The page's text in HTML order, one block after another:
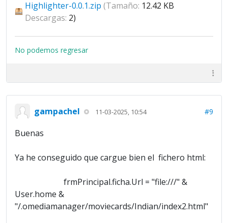
Highlighter-0.0.1.zip (Tamaño: 12.42 KB
Descargas: 2)
No podemos regresar
gampachel 11-03-2025, 10:54 #9
Buenas
Ya he conseguido que cargue bien el fichero html:
frmPrincipal.ficha.Url = "file:///" &
User.home &
"/.omediamanager/moviecards/Indian/index2.html"